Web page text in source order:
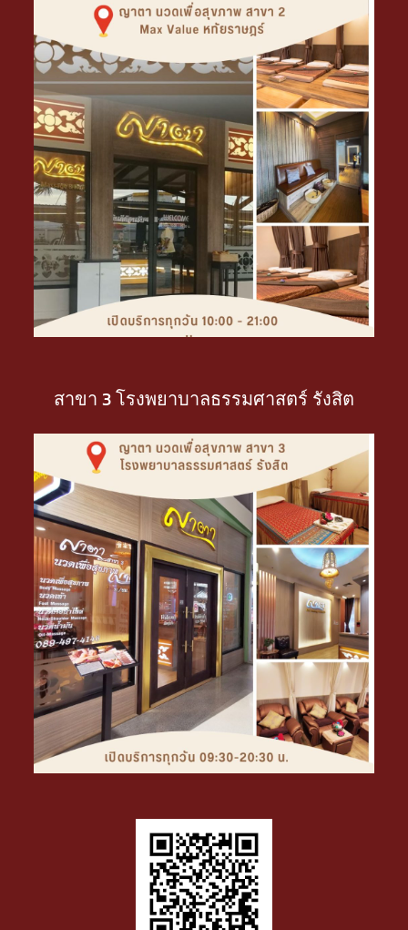
สาขา 3 โรงพยาบาลธรรมศาสตร์ รังสิต